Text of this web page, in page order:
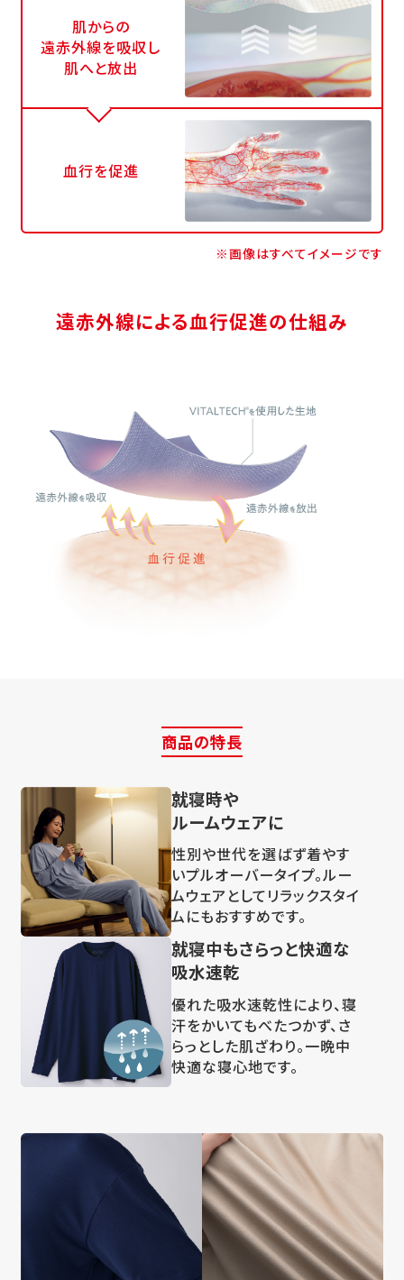
肌からの
遠赤外線を吸収し
肌へと放出
血行を促進
※画像はすべてイメージです
遠赤外線による血行促進の仕組み
商品の特長
就寝時や
ルームウェアに
性別や世代を選ばず着やす
いプルオーバータイプ。ルー
ムウェアとしてリラックスタイ
ムにもおすすめです。
就寝中もさらっと快適な
吸水速乾
優れた吸水速乾性により、寝
汗をかいてもべたつかず、さ
らっとした肌ざわり。一晩中
快適な寝心地です。